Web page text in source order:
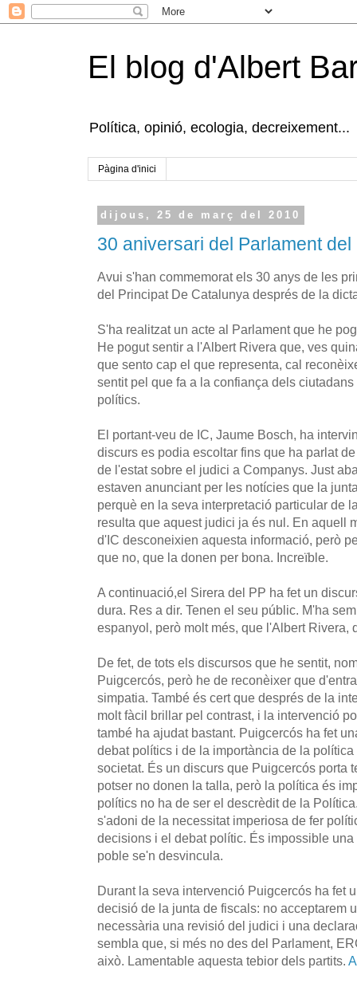
El blog d'Albert
Política, opinió, ecologia, decreixement...
Pàgina d'inici
dijous, 25 de març del 2010
30 aniversari del Parlament del
Avui s'han commemorat els 30 anys de les
del Principat De Catalunya després de la
S'ha realitzat un acte al Parlament que he
He pogut sentir a l'Albert Rivera que, ves
que sento cap el que representa, cal
sentit pel que fa a la confiança dels
polítics.
El portant-veu de IC, Jaume Bosch, ha
discurs es podia escoltar fins que ha parlat
de l'estat sobre el judici a Companys. Just
estaven anunciant per les notícies que la
perquè en la seva interpretació particular de
resulta que aquest judici ja és nul. En aquell
d'IC desconeixien aquesta informació, però
que no, que la donen per bona. Increïble.
A continuació,el Sirera del PP ha fet un
dura. Res a dir. Tenen el seu públic. M'ha
espanyol, però molt més, que l'Albert Rivera,
De fet, de tots els discursos que he sentit,
Puigcercós, però he de reconèixer que
simpatia. També és cert que després de la
molt fàcil brillar pel contrast, i la intervenció
també ha ajudat bastant. Puigcercós ha fet
debat polítics i de la importància de la
societat. És un discurs que Puigcercós porta
potser no donen la talla, però la política és
polítics no ha de ser el descrèdit de la
s'adoni de la necessitat imperiosa de fer
decisions i el debat polític. És impossible
poble se'n desvincula.
Durant la seva intervenció Puigcercós ha fet
decisió de la junta de fiscals: no acceptarem
necessària una revisió del judici i una
sembla que, si més no des del Parlament,
això. Lamentable aquesta tebior dels partits.